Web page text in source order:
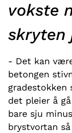
vokste
skryten
- Det kan
betongen
gradestokken
det pleier å
bare sju
brystvortan